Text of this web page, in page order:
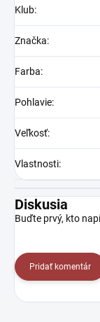
Klub:
Značka:
Farba:
Pohlavie:
Veľkosť:
Vlastnosti:
Diskusia
Buďte prvý, kto
Pridať komentár